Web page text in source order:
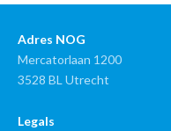
Adres NOG
Mercatorlaan 1200
3528 BL Utrecht
Legals